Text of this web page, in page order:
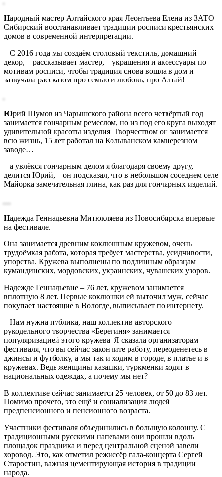
Народный мастер Алтайского края Леонтьева Елена из ЗАТО
Сибирский восстанавливает традиции росписи крестьянских
домов в современной интерпретации.
– С 2016 года мы создаём столовый текстиль, домашний
декор, – рассказывает мастер, – украшения и аксессуары по
мотивам росписи, чтобы традиция снова вошла в дом и
зазвучала рассказом про семью и любовь, про Алтай!
Юрий Шумов из Чарышского района всего четвёртый год
занимается гончарным ремеслом, но из под его круга выходят
удивительной красоты изделия. Творчеством он занимается
всю жизнь, 15 лет работал на Колыванском камнерезном
заводе…
– а увлёкся гончарным делом я благодаря своему другу, –
делится Юрий, – он подсказал, что в небольшом соседнем селе
Майорка замечательная глина, как раз для гончарных изделий.
Надежда Геннадьевна Митюкляева из Новосибирска впервые
на фестивале.
Она занимается древним коклюшным кружевом, очень
трудоёмкая работа, которая требует мастерства, усидчивости,
упорства. Кружева выполнены по подлинным образцам
кумандинских, мордовских, украинских, чувашских узоров.
Надежде Геннадьевне – 76 лет, кружевом занимается
вплотную 8 лет. Первые коклюшки ей выточил муж, сейчас
покупает настоящие в Вологде, выписывает по интернету.
– Нам нужна публика, наш коллектив авторского
рукодельного творчества «Берегиня» занимается
популяризацией этого кружева. Я сказала организаторам
фестиваля, что вы сейчас закончите работу, переоденетесь в
джинсы и футболку, а мы так и ходим в городе, в платье и в
кружевах. Ведь женщины казашки, туркменки ходят в
национальных одеждах, а почему мы нет?
В коллективе сейчас занимается 25 человек, от 50 до 83 лет.
Помимо прочего, это ещё и социализация людей
предпенсионного и пенсионного возраста.
Участники фестиваля объединились в большую колонну. С
традиционными русскими напевами они прошли вдоль
площадок праздника и перед центральной сценой завели
хоровод. Это, как отметил режиссёр гала-концерта Сергей
Старостин, важная цементирующая история в традиции
народа.